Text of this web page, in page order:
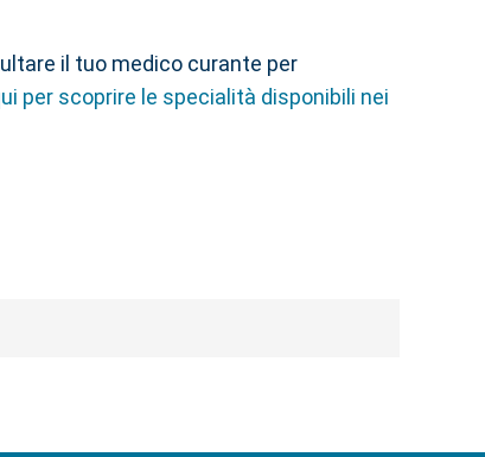
il tuo medico curante per
per scoprire le specialità disponibili nei